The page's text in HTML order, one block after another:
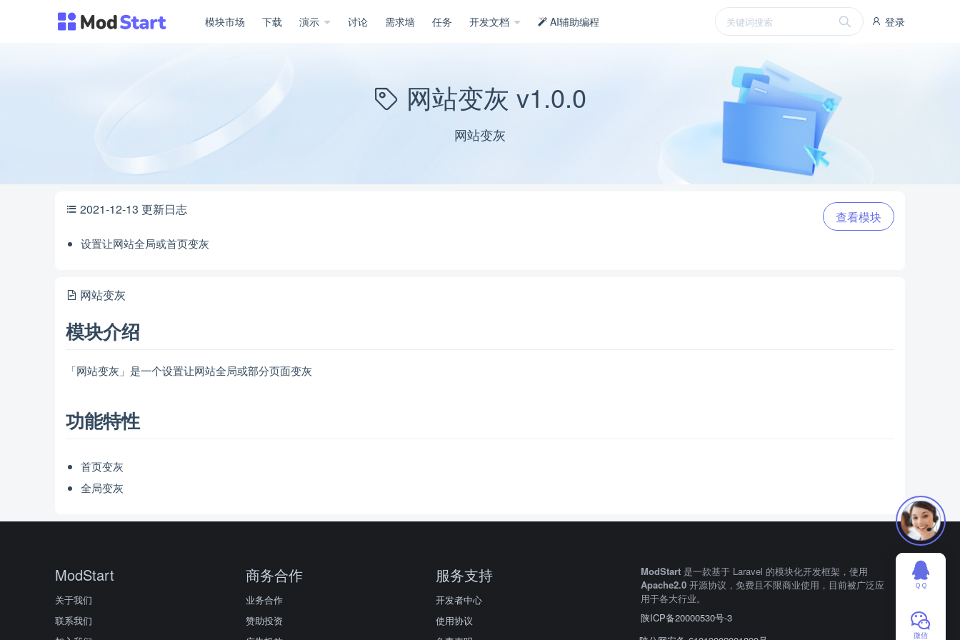
登录
模块市场 下载 演示 讨论 需求墙 任务 开发文档 AI辅助编程
网站变灰 v1.0.0
网站变灰
查看模块
2021-12-13 更新日志
设置让网站全局或首页变灰
网站变灰
模块介绍
「网站变灰」是一个设置让网站全局或部分页面变灰
功能特性
首页变灰
全局变灰
ModStart
关于我们
联系我们
商务合作
业务合作
赞助投资
服务支持
开发者中心
使用协议
ModStart 是一款基于 Laravel 的模块化开发框架，使用
Apache2.0 开源协议，免费且不限商业使用，目前被广泛应
用于各大行业。
陕ICP备20000530号-3
ＱＱ
微信